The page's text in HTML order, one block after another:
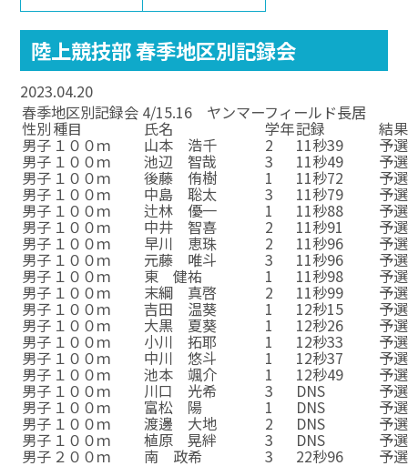
陸上競技部 春季地区別記録会
2023.04.20
春季地区別記録会 4/15.16 ヤンマーフィールド長居
性別種目 氏名 学年記録 結果
男子 １００ｍ 山本 浩千 2 11秒39 予選
男子 １００ｍ 池辺 智哉 3 11秒49 予選
男子 １００ｍ 後藤 侑樹 1 11秒72 予選
男子 １００ｍ 中島 聡太 3 11秒79 予選
男子 １００ｍ 辻林 優一 1 11秒88 予選
男子 １００ｍ 中井 智喜 2 11秒91 予選
男子 １００ｍ 早川 恵珠 2 11秒96 予選
男子 １００ｍ 元藤 唯斗 3 11秒96 予選
男子 １００ｍ 東 健祐 1 11秒98 予選
男子 １００ｍ 末綱 真啓 2 11秒99 予選
男子 １００ｍ 吉田 温葵 1 12秒15 予選
男子 １００ｍ 大黒 夏葵 1 12秒26 予選
男子 １００ｍ 小川 拓耶 1 12秒33 予選
男子 １００ｍ 中川 悠斗 1 12秒37 予選
男子 １００ｍ 池本 颯介 1 12秒49 予選
男子 １００ｍ 川口 光希 3 DNS 予選
男子 １００ｍ 富松 陽 1 DNS 予選
男子 １００ｍ 渡邊 大地 2 DNS 予選
男子 １００ｍ 植原 晃絆 3 DNS 予選
男子 ２００ｍ 南 政希 3 22秒96 予選